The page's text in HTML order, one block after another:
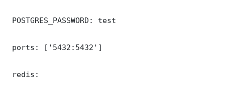
POSTGRES_PASSWORD: test
ports: ['5432:5432']
redis: